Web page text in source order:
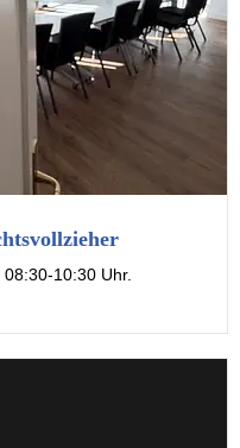
10:30 Uhr.